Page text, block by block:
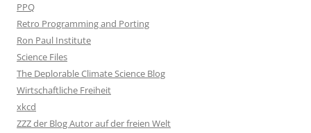
PPQ
Retro Programming and Porting
Ron Paul Institute
Science Files
The Deplorable Climate Science Blog
Wirtschaftliche Freiheit
xkcd
ZZZ der Blog Autor auf der freien Welt